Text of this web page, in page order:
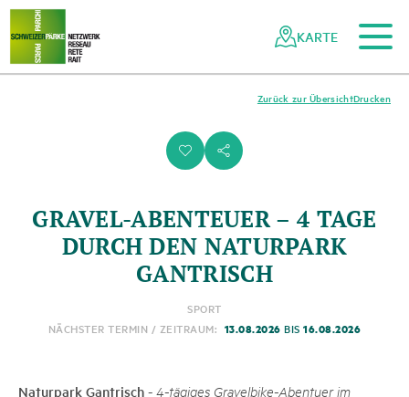
Navigieren
Netzwerk
Schweizer
Schnellnavigation
Zum Hauptinhalt
Zur mobilen Navigation
Zur Suche
Zum Fussbereich
Zur Sitemap
KARTE
i s
Drucken
Zurück zur Übersicht
GRAVEL-ABENTEUER – 4 TAGE
DURCH DEN NATURPARK
GANTRISCH
SPORT
NÄCHSTER TERMIN / ZEITRAUM: 13.08.2026 BIS16.08.2026
Naturpark Gantrisch - 4-tägiges Gravelbike-Abentuer im